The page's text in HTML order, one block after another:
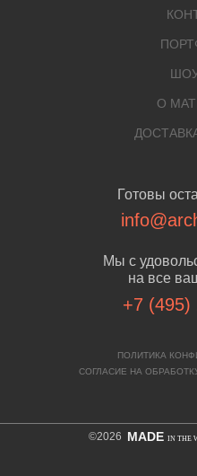
Готовы
Мы с
на все
+7 (495)
ПОЛИТИКА
СОГЛАСИЕ НА
О
©2026 MADE IN THE